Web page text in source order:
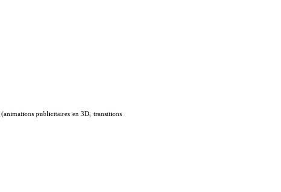
publicitaires en 3D, transitions